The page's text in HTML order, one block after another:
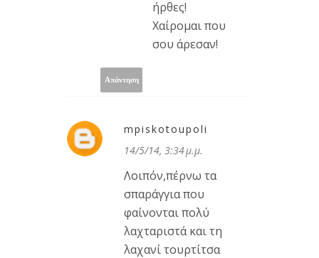
ήρθες!
Χαίρομαι που
σου άρεσαν!
Απάντηση
mpiskotoupoli
14/5/14, 3:34 μ.μ.
Λοιπόν,πέρνω τα
σπαράγγια που
φαίνονται πολύ
λαχταριστά και τη
λαχανί τουρτίτσα